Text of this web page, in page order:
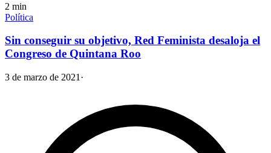
2 min
Política
Sin conseguir su objetivo, Red Feminista desaloja el
Congreso de Quintana Roo
3 de marzo de 2021 ·